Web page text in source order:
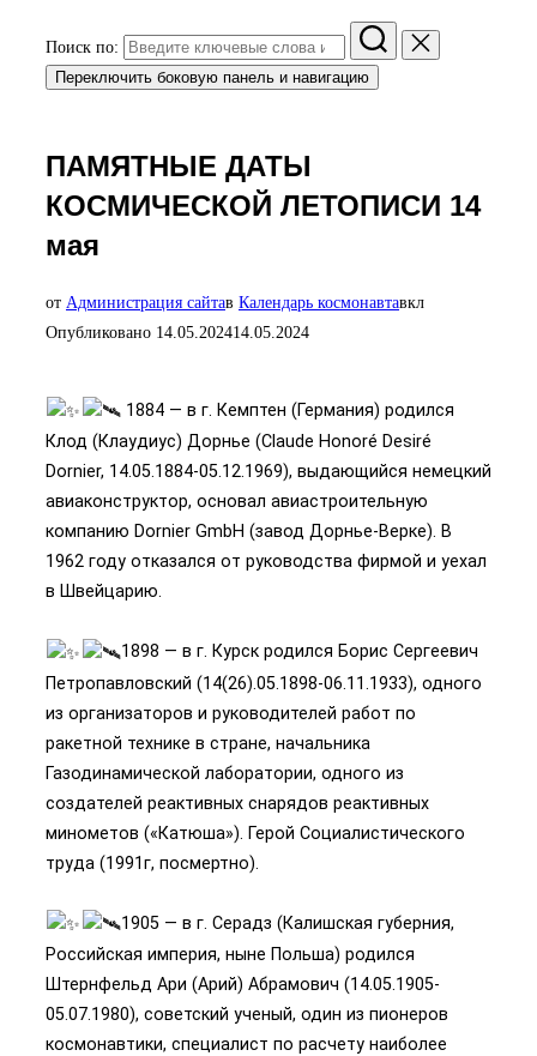
Поиск по:
Переключить боковую панель и навигацию
ПАМЯТНЫЕ ДАТЫ
КОСМИЧЕСКОЙ ЛЕТОПИСИ 14
мая
от Администрация сайтав Календарь космонавтавкл
Опубликовано 14.05.202414.05.2024
1884 — в г. Кемптен (Германия) родился
Клод (Клаудиус) Дорнье (Claude Honoré Desiré
Dornier, 14.05.1884-05.12.1969), выдающийся немецкий
авиаконструктор, основал авиастроительную
компанию Dornier GmbH (завод Дорнье-Верке). В
1962 году отказался от руководства фирмой и уехал
в Швейцарию.
1898 — в г. Курск родился Борис Сергеевич
Петропавловский (14(26).05.1898-06.11.1933), одного
из организаторов и руководителей работ по
ракетной технике в стране, начальника
Газодинамической лаборатории, одного из
создателей реактивных снарядов реактивных
минометов («Катюша»). Герой Социалистического
труда (1991г, посмертно).
1905 — в г. Серадз (Калишская губерния,
Российская империя, ныне Польша) родился
Штернфельд Ари (Арий) Абрамович (14.05.1905-
05.07.1980), советский ученый, один из пионеров
космонавтики, специалист по расчету наиболее